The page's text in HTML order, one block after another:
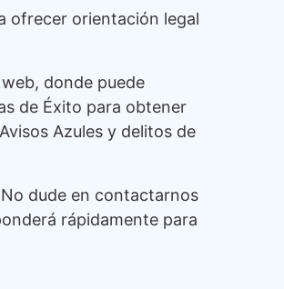
ofrecer orientación legal
donde puede
de Éxito para obtener
Azules y delitos de
dude en contactarnos
rápidamente para